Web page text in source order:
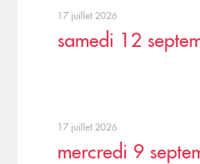
17 juillet 2026
samedi 12
17 juillet 2026
mercredi 9